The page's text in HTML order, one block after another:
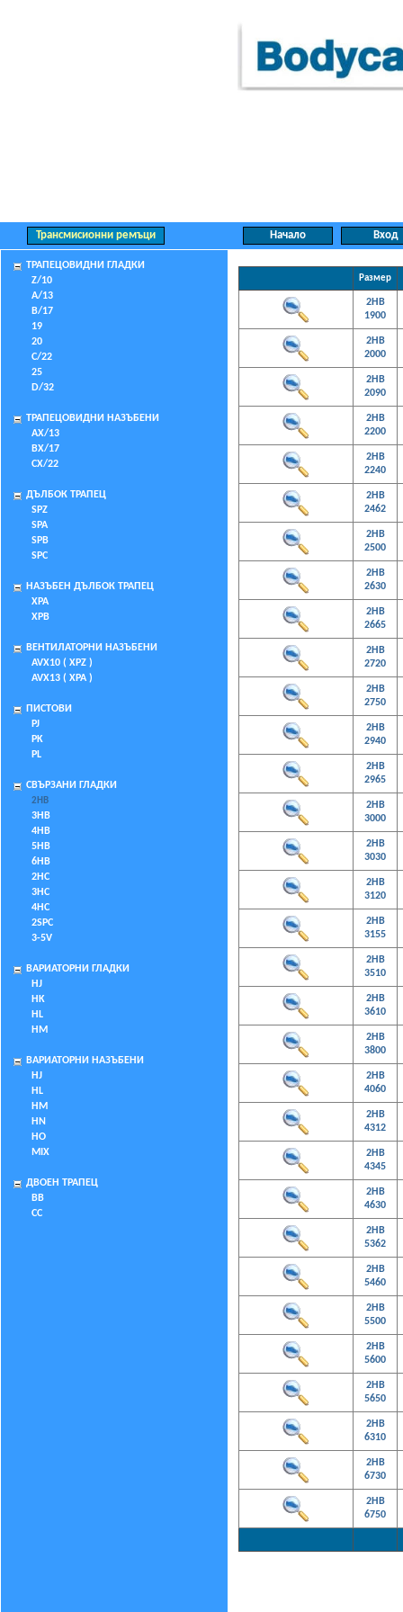
ТРАПЕЦОВИДНИ ГЛАДКИ
Z/10
A/13
B/17
19
20
C/22
25
D/32
ТРАПЕЦОВИДНИ НАЗЪБЕНИ
AX/13
BX/17
CX/22
ДЪЛБОК ТРАПЕЦ
SPZ
SPA
SPB
SPC
НАЗЪБЕН ДЪЛБОК ТРАПЕЦ
XPA
XPB
ВЕНТИЛАТОРНИ НАЗЪБЕНИ
AVX10 ( XPZ )
AVX13 ( XPA )
ПИСТОВИ
PJ
PK
PL
СВЪРЗАНИ ГЛАДКИ
2HB
3HB
4HB
5HB
6HB
2HC
3HC
4HC
2SPC
3-5V
ВАРИАТОРНИ ГЛАДКИ
HJ
HK
HL
HM
ВАРИАТОРНИ НАЗЪБЕНИ
HJ
HL
HM
HN
HO
MIX
ДВОЕН ТРАПЕЦ
BB
CC
Размер
2HB
1900
2HB
2000
2HB
2090
2HB
2200
2HB
2240
2HB
2462
2HB
2500
2HB
2630
2HB
2665
2HB
2720
2HB
2750
2HB
2940
2HB
2965
2HB
3000
2HB
3030
2HB
3120
2HB
3155
2HB
3510
2HB
3610
2HB
3800
2HB
4060
2HB
4312
2HB
4345
2HB
4630
2HB
5362
2HB
5460
2HB
5500
2HB
5600
2HB
5650
2HB
6310
2HB
6730
2HB
6750